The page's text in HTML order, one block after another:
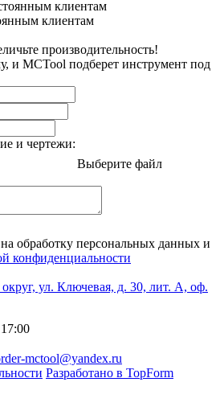
клиентам
производительность!
и MCTool подберет инструмент под
и чертежи:
Выберите файл
обработку персональных данных и
конфиденциальности
ул. Ключевая, д. 30, лит. А, оф.
mctool@yandex.ru
Разработано в TopForm